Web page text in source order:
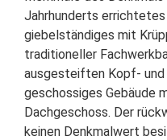
Jahrhunderts errichtetes
giebelständiges mit
traditioneller
ausgesteiften Kopf-
geschossiges Gebäude
Dachgeschoss. Der
keinen Denkmalwert